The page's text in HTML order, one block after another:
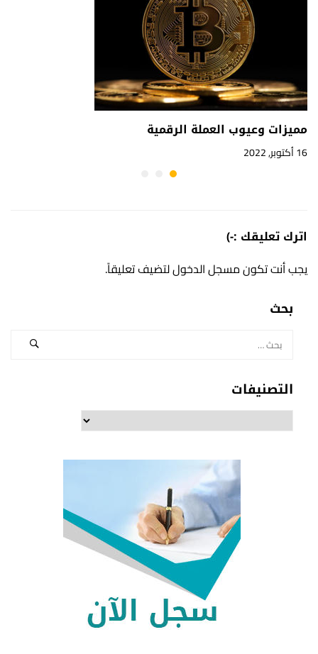
مميزات وعيوب العملة الرقمية
16 أكتوبر, 2022
اترك تعليقك :-)
يجب أنت تكونمسجل الدخوللتضيف تعليقاً.
بحث
التصنيفات